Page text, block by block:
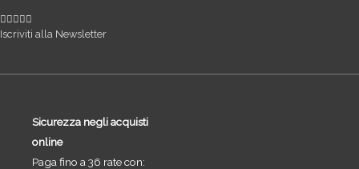
Iscriviti alla Newsletter
Sicurezza negli acquisti
online
Paga fino a 36 rate con: